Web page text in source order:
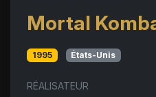
Mortal
1995 États-Unis
RÉALISATEUR